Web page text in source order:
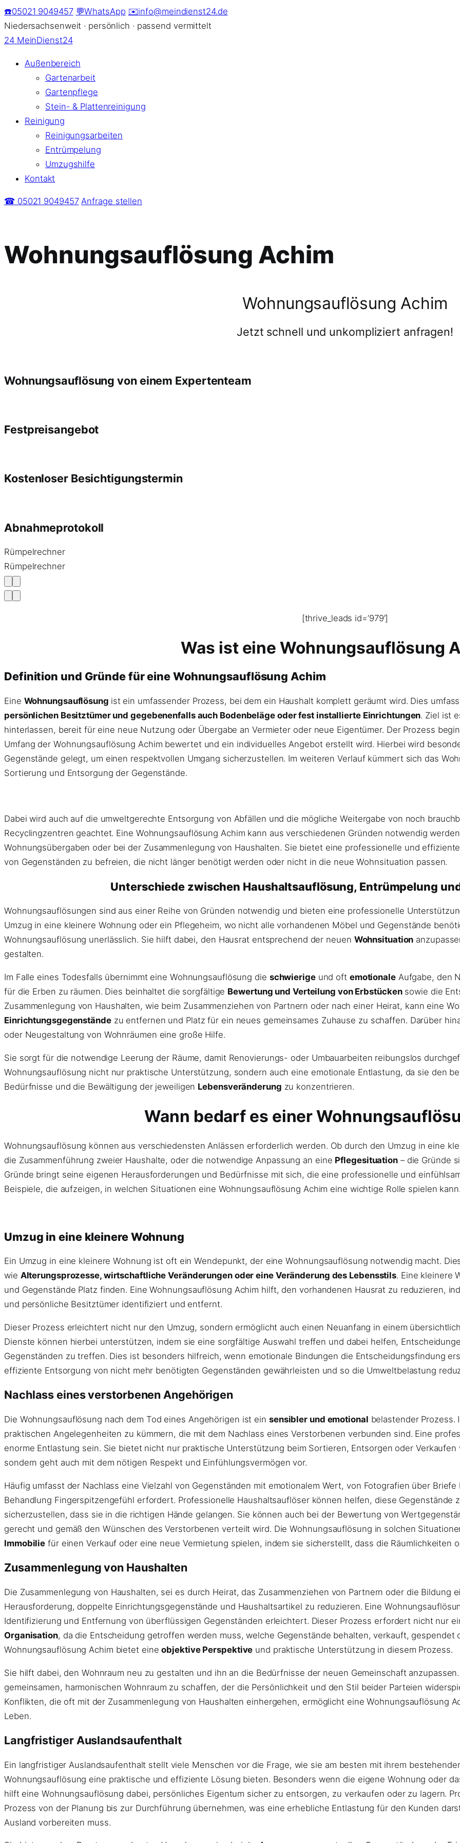
Zum
Inhalt
springen
☎️05021 9049457 💬WhatsApp ✉️info@meindienst24.de
Niedersachsenweit · persönlich · passend vermittelt
24 MeinDienst24
Außenbereich
Gartenarbeit
Gartenpflege
Stein- & Plattenreinigung
Reinigung
Reinigungsarbeiten
Entrümpelung
Umzugshilfe
Kontakt
☎ 05021 9049457 Anfrage stellen
Wohnungsauflösung Achim
Wohnungsauflösung Achim
Jetzt schnell und unkompliziert anfragen!
Wohnungsauflösung von einem Expertenteam
Festpreisangebot
Kostenloser Besichtigungstermin
Abnahmeprotokoll
Rümpelrechner
Rümpelrechner
[thrive_leads id=’979′]
Was ist eine Wohnungsauflösung
Definition und Gründe für eine Wohnungsauflösung Achim
Eine Wohnungsauflösung ist ein umfassender Prozess, bei dem ein Haushalt komplett geräumt wird. Dies
persönlichen Besitztümer und gegebenenfalls auch Bodenbeläge oder fest installierte Einrichtungen. Ziel ist
hinterlassen, bereit für eine neue Nutzung oder Übergabe an Vermieter oder neue Eigentümer. Der Prozess
Umfang der Wohnungsauflösung Achim bewertet und ein individuelles Angebot erstellt wird. Hierbei wird
Gegenstände gelegt, um einen respektvollen Umgang sicherzustellen. Im weiteren Verlauf kümmert sich das
Sortierung und Entsorgung der Gegenstände.
Dabei wird auch auf die umweltgerechte Entsorgung von Abfällen und die mögliche Weitergabe von noch
Recyclingzentren geachtet. Eine Wohnungsauflösung Achim kann aus verschiedenen Gründen notwendig
Wohnungsübergaben oder bei der Zusammenlegung von Haushalten. Sie bietet eine professionelle und
von Gegenständen zu befreien, die nicht länger benötigt werden oder nicht in die neue Wohnsituation passen.
Unterschiede zwischen Haushaltsauflösung, Entrümpelung
Wohnungsauflösungen sind aus einer Reihe von Gründen notwendig und bieten eine professionelle
Umzug in eine kleinere Wohnung oder ein Pflegeheim, wo nicht alle vorhandenen Möbel und Gegenstände
Wohnungsauflösung unerlässlich. Sie hilft dabei, den Hausrat entsprechend der neuen Wohnsituation
gestalten.
Im Falle eines Todesfalls übernimmt eine Wohnungsauflösung die schwierigeund oft emotionaleAufgabe, den
für die Erben zu räumen. Dies beinhaltet die sorgfältige Bewertung und Verteilung von Erbstückensowie die
Zusammenlegung von Haushalten, wie beim Zusammenziehen von Partnern oder nach einer Heirat, kann eine
Einrichtungsgegenständezu entfernen und Platz für ein neues gemeinsames Zuhause zu schaffen. Darüber
oder Neugestaltung von Wohnräumen eine große Hilfe.
Sie sorgt für die notwendige Leerung der Räume, damit Renovierungs- oder Umbauarbeiten reibungslos
Wohnungsauflösung nicht nur praktische Unterstützung, sondern auch eine emotionale Entlastung, da sie den
Bedürfnisse und die Bewältigung der jeweiligen Lebensveränderung zu konzentrieren.
Wann bedarf es einer
Wohnungsauflösung können aus verschiedensten Anlässen erforderlich werden. Ob durch den Umzug in eine
die Zusammenführung zweier Haushalte, oder die notwendige Anpassung an eine Pflegesituation– die Gründe
Gründe bringt seine eigenen Herausforderungen und Bedürfnisse mit sich, die eine professionelle und
Beispiele, die aufzeigen, in welchen Situationen eine Wohnungsauflösung Achim eine wichtige Rolle spielen kann.
Umzug in eine kleinere Wohnung
Ein Umzug in eine kleinere Wohnung ist oft ein Wendepunkt, der eine Wohnungsauflösung notwendig macht.
wie Alterungsprozesse, wirtschaftliche Veränderungen oder eine Veränderung des Lebensstils. Eine kleinere
und Gegenstände Platz finden. Eine Wohnungsauflösung Achim hilft, den vorhandenen Hausrat zu reduzieren,
und persönliche Besitztümer identifiziert und entfernt.
Dieser Prozess erleichtert nicht nur den Umzug, sondern ermöglicht auch einen Neuanfang in einem
Dienste können hierbei unterstützen, indem sie eine sorgfältige Auswahl treffen und dabei helfen,
Gegenständen zu treffen. Dies ist besonders hilfreich, wenn emotionale Bindungen die Entscheidungsfindung
effiziente Entsorgung von nicht mehr benötigten Gegenständen gewährleisten und so die Umweltbelastung
Nachlass eines verstorbenen Angehörigen
Die Wohnungsauflösung nach dem Tod eines Angehörigen ist ein sensibler und emotional belastender
praktischen Angelegenheiten zu kümmern, die mit dem Nachlass eines Verstorbenen verbunden sind. Eine
enorme Entlastung sein. Sie bietet nicht nur praktische Unterstützung beim Sortieren, Entsorgen oder
sondern geht auch mit dem nötigen Respekt und Einfühlungsvermögen vor.
Häufig umfasst der Nachlass eine Vielzahl von Gegenständen mit emotionalem Wert, von Fotografien über
Behandlung Fingerspitzengefühl erfordert. Professionelle Haushaltsauflöser können helfen, diese Gegenstände
sicherzustellen, dass sie in die richtigen Hände gelangen. Sie können auch bei der Bewertung von
gerecht und gemäß den Wünschen des Verstorbenen verteilt wird. Die Wohnungsauflösung in solchen
Immobilie für einen Verkauf oder eine neue Vermietung spielen, indem sie sicherstellt, dass die Räumlichkeiten
Zusammenlegung von Haushalten
Die Zusammenlegung von Haushalten, sei es durch Heirat, das Zusammenziehen von Partnern oder die
Herausforderung, doppelte Einrichtungsgegenstände und Haushaltsartikel zu reduzieren. Eine
Identifizierung und Entfernung von überflüssigen Gegenständen erleichtert. Dieser Prozess erfordert nicht nur
Organisation, da die Entscheidung getroffen werden muss, welche Gegenstände behalten, verkauft,
Wohnungsauflösung Achim bietet eineobjektive Perspektive und praktische Unterstützung in diesem Prozess.
Sie hilft dabei, den Wohnraum neu zu gestalten und ihn an die Bedürfnisse der neuen Gemeinschaft
gemeinsamen, harmonischen Wohnraum zu schaffen, der die Persönlichkeit und den Stil beider Parteien
Konflikten, die oft mit der Zusammenlegung von Haushalten einhergehen, ermöglicht eine Wohnungsauflösung
Leben.
Langfristiger Auslandsaufenthalt
Ein langfristiger Auslandsaufenthalt stellt viele Menschen vor die Frage, wie sie am besten mit ihrem
Wohnungsauflösung eine praktische und effiziente Lösung bieten. Besonders wenn die eigene Wohnung oder
hilft eine Wohnungsauflösung dabei, persönliches Eigentum sicher zu entsorgen, zu verkaufen oder zu lagern.
Prozess von der Planung bis zur Durchführung übernehmen, was eine erhebliche Entlastung für den Kunden
Ausland vorbereiten muss.